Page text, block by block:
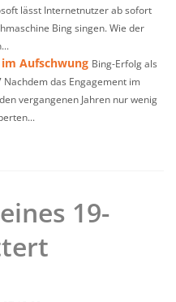
lässt Internetnutzer ab sofort
Bing singen. Wie der
Aufschwung Bing-Erfolg als
das Engagement im
vergangenen Jahren nur wenig
19-